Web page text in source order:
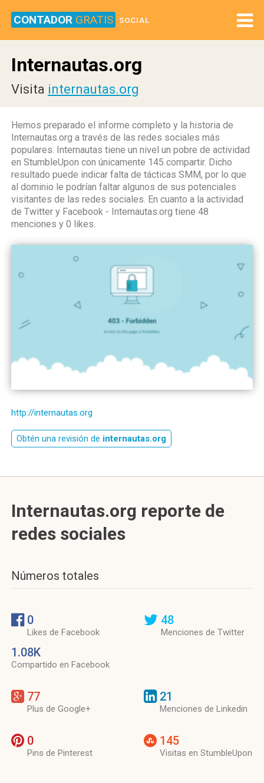
CONTADOR GRATIS SOCIAL
Internautas.org
Visita internautas.org
Hemos preparado el informe completo y la historia de
Internautas.org a través de las redes sociales más
populares. Internautas tiene un nivel un pobre de actividad
en StumbleUpon con únicamente 145 compartir. Dicho
resultado puede indicar falta de tácticas SMM, por lo que
al dominio le podrían faltar algunos de sus potenciales
visitantes de las redes sociales. En cuanto a la actividad
de Twitter y Facebook - Internautas.org tiene 48
menciones y 0 likes.
http://internautas.org
Obtén una revisión de internautas.org
Internautas.org reporte de
redes sociales
Números totales
0
Likes de Facebook
1.08K
Compartido en Facebook
48
Menciones de Twitter
77
Plus de Google+
21
Menciones de Linkedin
0
Pins de Pinterest
145
Visitas en StumbleUpon